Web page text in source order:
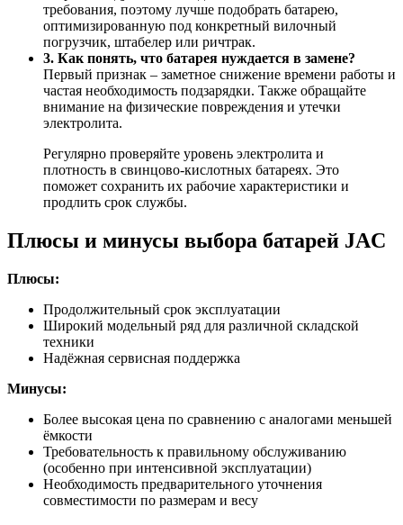
требования, поэтому лучше подобрать батарею,
оптимизированную под конкретный вилочный
погрузчик, штабелер или ричтрак.
3. Как понять, что батарея нуждается в замене?
Первый признак – заметное снижение времени работы и
частая необходимость подзарядки. Также обращайте
внимание на физические повреждения и утечки
электролита.
Регулярно проверяйте уровень электролита и
плотность в свинцово-кислотных батареях. Это
поможет сохранить их рабочие характеристики и
продлить срок службы.
Плюсы и минусы выбора батарей JAC
Плюсы:
Продолжительный срок эксплуатации
Широкий модельный ряд для различной складской
техники
Надёжная сервисная поддержка
Минусы:
Более высокая цена по сравнению с аналогами меньшей
ёмкости
Требовательность к правильному обслуживанию
(особенно при интенсивной эксплуатации)
Необходимость предварительного уточнения
совместимости по размерам и весу